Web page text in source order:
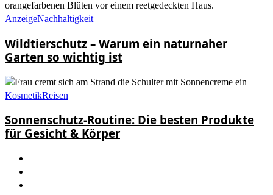
AnzeigeNachhaltigkeit
Wildtierschutz – Warum ein naturnaher
Garten so wichtig ist
KosmetikReisen
Sonnenschutz-Routine: Die besten Produkte
für Gesicht & Körper